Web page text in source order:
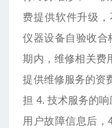
费提供软件升级
仪器设备自验收合
期内，维修相关费
提供维修服务的资
担 4. 技术服务的
用户故障信息后，